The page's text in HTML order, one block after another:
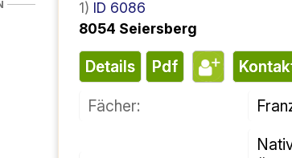
1) ID 6086
8054 Seiersberg
Dettagli PDF
Fan: